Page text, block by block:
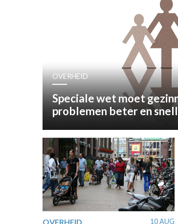
OPINIE
OVERHEID
Speciale wet moet
problemen beter en
OVERHEID 10 AUG